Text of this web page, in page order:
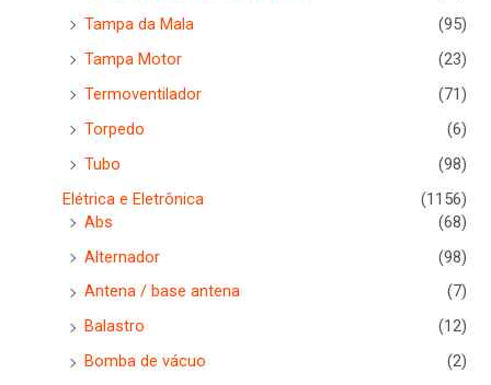
Tampa da Mala
(95)
Tampa Motor
(23)
Termoventilador
(71)
Torpedo
(6)
Tubo
(98)
Elétrica e Eletrônica
(1156)
Abs
(68)
Alternador
(98)
Antena / base antena
(7)
Balastro
(12)
Bomba de vácuo
(2)